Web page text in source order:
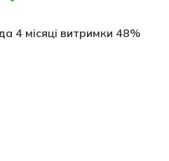
4 місяці витримки 48%